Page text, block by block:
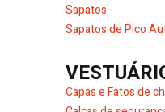
Sapatos
Sapatos de Pico
Capas e Fatos de